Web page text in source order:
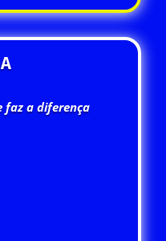
faz a diferença